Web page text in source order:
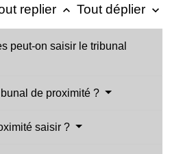
replier keyboard_arrow_up Tout déplier keyboard_arrow_down
peut-on saisir le tribunal
de proximité ?
saisir ?